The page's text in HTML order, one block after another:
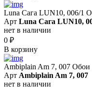
Luna Сага LUN10, 006/1
Арт Luna Сага LUN10,
нет в наличии
0 ₽
В корзину
Ambiplain Am 7, 007 Обои
Арт Ambiplain Am 7, 007
нет в наличии